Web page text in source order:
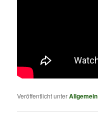
Veröffentlicht unterAllgemein